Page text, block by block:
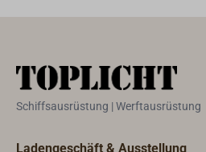
ter Korpus aus
Messing,
Schiffsausrüstung | Werftausrüstung
Ladengeschäft & Ausstellung